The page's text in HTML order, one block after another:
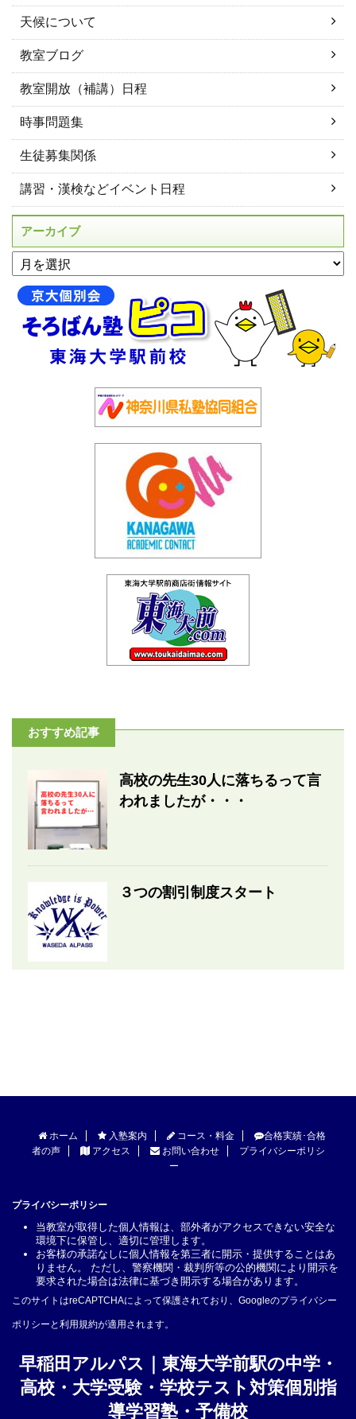
天候について
教室ブログ
教室開放（補講）日程
時事問題集
生徒募集関係
講習・漢検などイベント日程
アーカイブ
アーカイブ
おすすめ記事
高校の先生30人に落ちるって言
われましたが・・・
３つの割引制度スタート
ホーム 入塾案内 コース・料金
合格実績･合格
者の声
アクセス お問い合わせ
プライバシーポリシ
ー
プライバシーポリシー
当教室が取得した個人情報は、部外者がアクセスできない安全な
環境下に保管し、適切に管理します。
お客様の承諾なしに個人情報を第三者に開示・提供することはあ
りません。 ただし、警察機関・裁判所等の公的機関により開示を
要求された場合は法律に基づき開示する場合があります。
このサイトはreCAPTCHAによって保護されており、Googleのプライバシー
ポリシー と利用規約が適用されます。
早稲田アルパス｜東海大学前駅の中学・
高校・大学受験・学校テスト対策個別指
導学習塾・予備校